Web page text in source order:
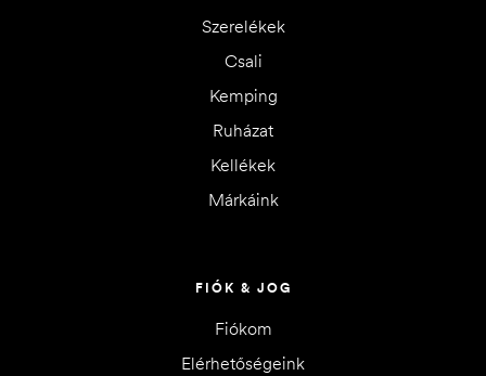
Szerelékek
Csali
Kemping
Ruházat
Kellékek
Márkáink
FIÓK & JOG
Fiókom
Elérhetőségeink